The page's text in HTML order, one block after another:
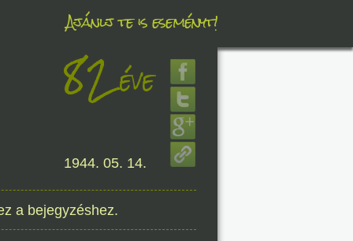
Ajánlj te is eseményt!
82éve
1944. 05. 14.
a bejegyzéshez.